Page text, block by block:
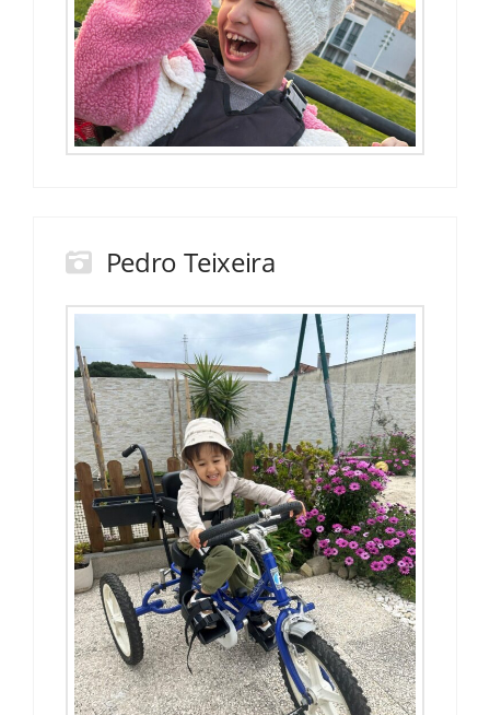
Pedro Teixeira